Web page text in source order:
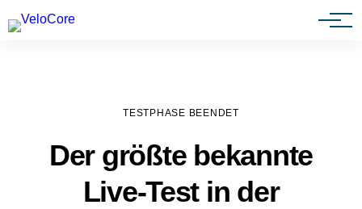
Agenturen & Webdesigner
TESTPHASE BEENDET
Der größte bekannte
Live-Test in der